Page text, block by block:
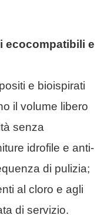
ecocompatibili e
e bioispirati
il volume libero
senza
idrofile e anti-
di pulizia;
al cloro e agli
di servizio.